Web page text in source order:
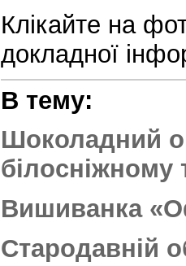
Клікайте на
докладної
В тему:
Шоколадний
білосніжному
Вишиванка
Стародавній